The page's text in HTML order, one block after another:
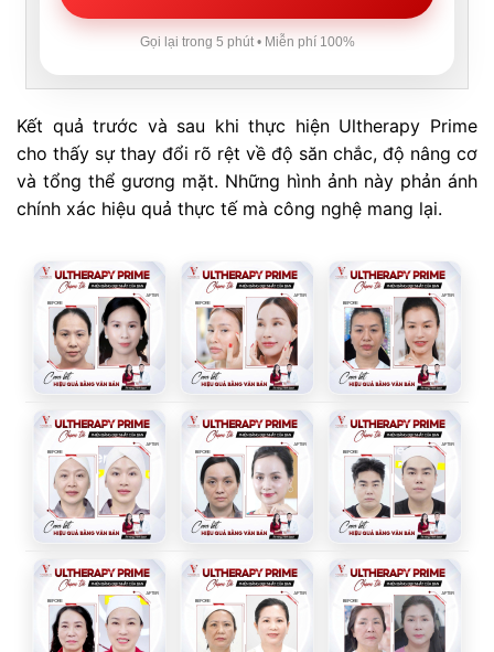
Gọi lại trong 5 phút • Miễn phí 100%
Kết quả trước và sau khi thực hiện Ultherapy Prime
cho thấy sự thay đổi rõ rệt về độ săn chắc, độ nâng cơ
và tổng thể gương mặt. Những hình ảnh này phản ánh
chính xác hiệu quả thực tế mà công nghệ mang lại.